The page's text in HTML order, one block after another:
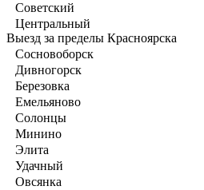
Советский
Центральный
Выезд за пределы Красноярска
Сосновоборск
Дивногорск
Березовка
Емельяново
Солонцы
Минино
Элита
Удачный
Овсянка